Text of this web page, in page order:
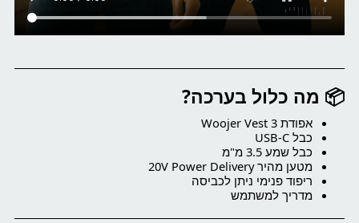
📦 מה כלול בערכה?
אפודת Woojer Vest 3
כבל USB-C
כבל שמע 3.5 מ"מ
מטען מהיר 20V Power Delivery
ריפוד פנימי ניתן לכביסה
מדריך למשתמש